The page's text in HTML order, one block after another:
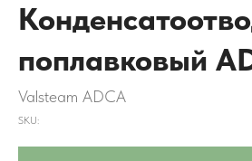
поплавковый
Valsteam ADCA
SKU: